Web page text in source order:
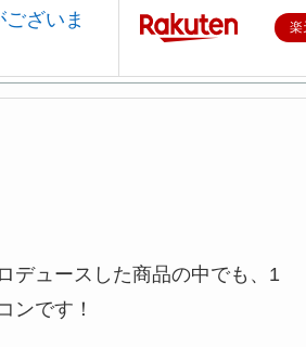
楽
デュースした商品の中でも、1
ンです！